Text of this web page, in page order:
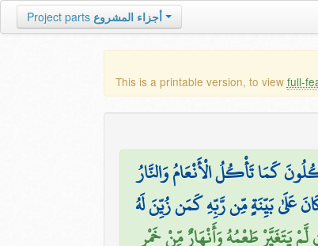
Project parts أجزاء المشروع
This is a printable version, to view full-
كَمَا تَأْكُلُ الْأَنْعَامُ وَالنَّارُ
عَلَىٰ بَيِّنَةٍ مِّن رَّبِّهِ كَمَن زُيِّنَ لَهُ
لَّمْ يَتَغَيَّرْ طَعْمُهُ وَأَنْهَارٌ مِّنْ خَمْرٍ